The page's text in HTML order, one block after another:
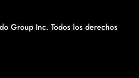
Group Inc. Todos los derechos